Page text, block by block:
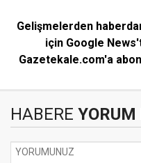
Gelişmelerden
için Google
Gazetekale.com'a
HABERE